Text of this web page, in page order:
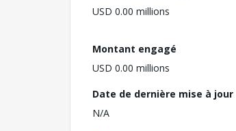
USD 0.00 millions
Montant engagé
USD 0.00 millions
Date de dernière mise à jour
N/A